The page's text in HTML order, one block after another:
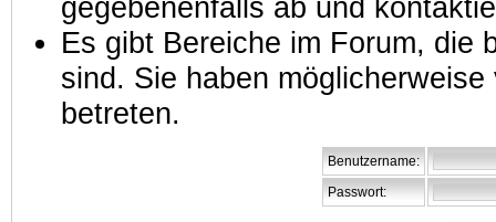
gegebenenfalls ab und
Es gibt Bereiche im Forum, die
sind. Sie haben
betreten.
Benutzername:
Passwort: